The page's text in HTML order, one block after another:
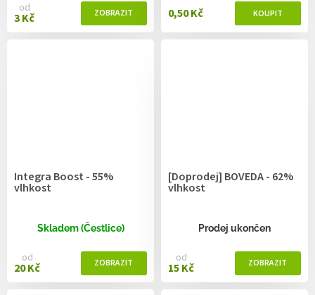
od
3 Kč 0,50 Kč
Integra Boost - 55%
vlhkost
Skladem (Čestlice)
od
20 Kč
[Doprodej] BOVEDA - 62%
vlhkost
Prodej ukončen
od
15 Kč